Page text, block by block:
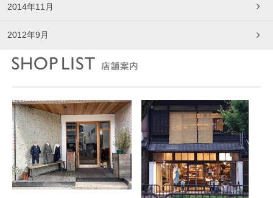
2014年11月
2012年9月